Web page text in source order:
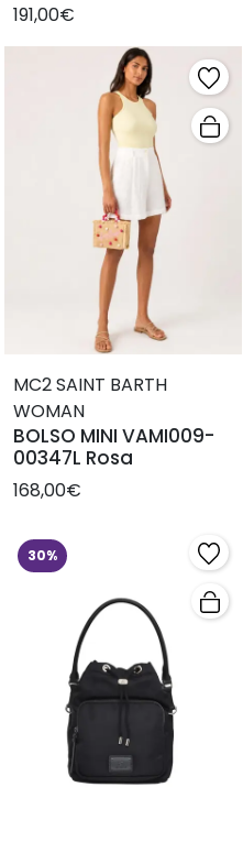
191,00€
MC2 SAINT BARTH
WOMAN
BOLSO MINI VAMI009-
00347L Rosa
168,00€
30%